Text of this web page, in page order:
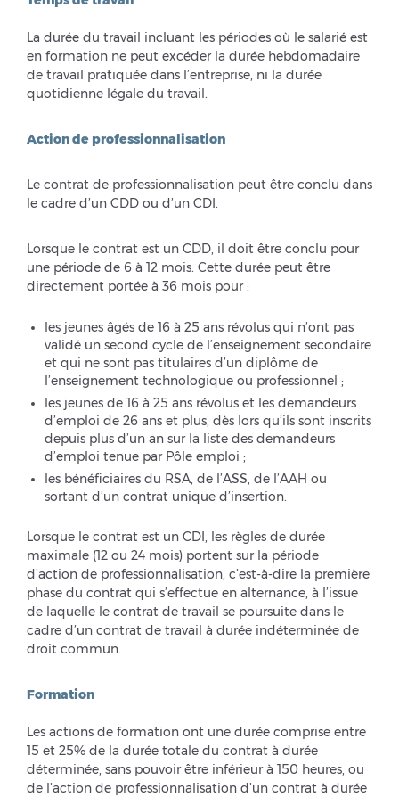
La durée du travail incluant les périodes où le salarié est
en formation ne peut excéder la durée hebdomadaire
de travail pratiquée dans l’entreprise, ni la durée
quotidienne légale du travail.
Action de professionnalisation
Le contrat de professionnalisation peut être conclu dans
le cadre d’un CDD ou d’un CDI.
Lorsque le contrat est un CDD, il doit être conclu pour
une période de 6 à 12 mois. Cette durée peut être
directement portée à 36 mois pour :
les jeunes âgés de 16 à 25 ans révolus qui n’ont pas
validé un second cycle de l’enseignement secondaire
et qui ne sont pas titulaires d’un diplôme de
l’enseignement technologique ou professionnel ;
les jeunes de 16 à 25 ans révolus et les demandeurs
d’emploi de 26 ans et plus, dès lors qu’ils sont inscrits
depuis plus d’un an sur la liste des demandeurs
d’emploi tenue par Pôle emploi ;
les bénéficiaires du RSA, de l’ASS, de l’AAH ou
sortant d’un contrat unique d’insertion.
Lorsque le contrat est un CDI, les règles de durée
maximale (12 ou 24 mois) portent sur la période
d’action de professionnalisation, c’est-à-dire la première
phase du contrat qui s’effectue en alternance, à l’issue
de laquelle le contrat de travail se poursuite dans le
cadre d’un contrat de travail à durée indéterminée de
droit commun.
Formation
Les actions de formation ont une durée comprise entre
15 et 25% de la durée totale du contrat à durée
déterminée, sans pouvoir être inférieur à 150 heures, ou
de l’action de professionnalisation d’un contrat à durée